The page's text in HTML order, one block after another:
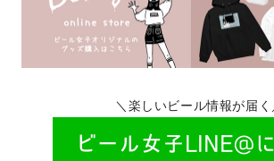
＼楽しいビール情報が届く